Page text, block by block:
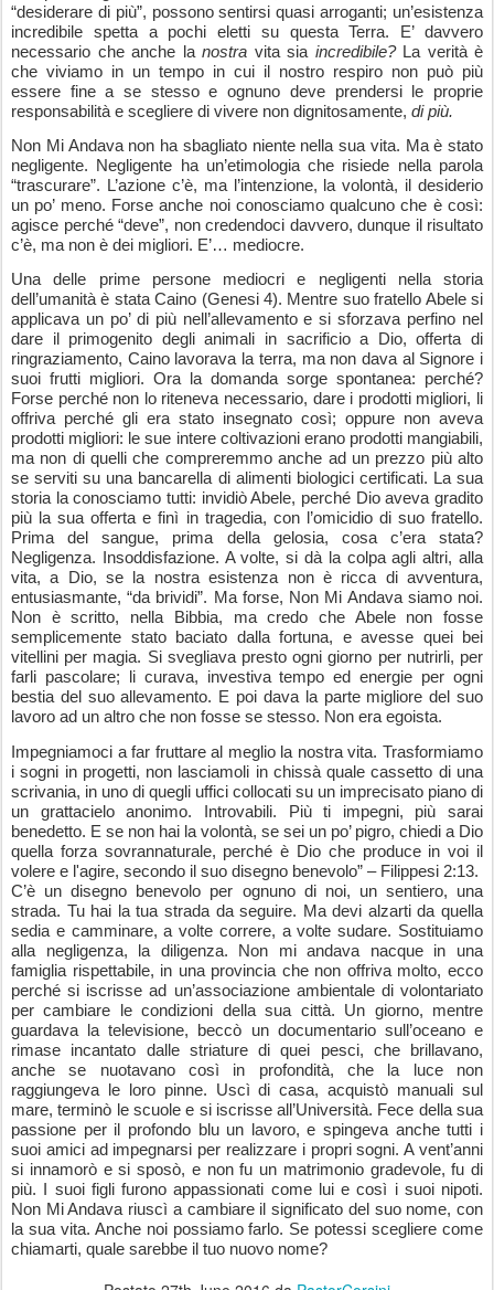
“desiderare di più”, possono sentirsi quasi arroganti; un’esistenza
incredibile spetta a pochi eletti su questa Terra. E’ davvero
necessario che anche la nostra vita sia incredibile?La verità è
che viviamo in un tempo in cui il nostro respiro non può più
essere fine a se stesso e ognuno deve prendersi le proprie
responsabilità e scegliere di vivere non dignitosamente, di più.
Non Mi Andava non ha sbagliato niente nella sua vita. Ma è stato
negligente. Negligente ha un’etimologia che risiede nella parola
“trascurare”. L’azione c’è, ma l’intenzione, la volontà, il desiderio
un po’ meno. Forse anche noi conosciamo qualcuno che è così:
agisce perché “deve”, non credendoci davvero, dunque il risultato
c’è, ma non è dei migliori. E’… mediocre.
Una delle prime persone mediocri e negligenti nella storia
dell’umanità è stata Caino (Genesi 4). Mentre suo fratello Abele si
applicava un po’ di più nell’allevamento e si sforzava perfino nel
dare il primogenito degli animali in sacrificio a Dio, offerta di
ringraziamento, Caino lavorava la terra, ma non dava al Signore i
suoi frutti migliori. Ora la domanda sorge spontanea: perché?
Forse perché non lo riteneva necessario, dare i prodotti migliori, li
offriva perché gli era stato insegnato così; oppure non aveva
prodotti migliori: le sue intere coltivazioni erano prodotti mangiabili,
ma non di quelli che compreremmo anche ad un prezzo più alto
se serviti su una bancarella di alimenti biologici certificati. La sua
storia la conosciamo tutti: invidiò Abele, perché Dio aveva gradito
più la sua offerta e finì in tragedia, con l’omicidio di suo fratello.
Prima del sangue, prima della gelosia, cosa c’era stata?
Negligenza. Insoddisfazione. A volte, si dà la colpa agli altri, alla
vita, a Dio, se la nostra esistenza non è ricca di avventura,
entusiasmante, “da brividi”. Ma forse, Non Mi Andava siamo noi.
Non è scritto, nella Bibbia, ma credo che Abele non fosse
semplicemente stato baciato dalla fortuna, e avesse quei bei
vitellini per magia. Si svegliava presto ogni giorno per nutrirli, per
farli pascolare; li curava, investiva tempo ed energie per ogni
bestia del suo allevamento. E poi dava la parte migliore del suo
lavoro ad un altro che non fosse se stesso. Non era egoista.
Impegniamoci a far fruttare al meglio la nostra vita. Trasformiamo
i sogni in progetti, non lasciamoli in chissà quale cassetto di una
scrivania, in uno di quegli uffici collocati su un imprecisato piano di
un grattacielo anonimo. Introvabili. Più ti impegni, più sarai
benedetto. E se non hai la volontà, se sei un po’ pigro, chiedi a Dio
quella forza sovrannaturale, perché è Dio che produce in voi il
volere e l'agire, secondo il suo disegno benevolo” – Filippesi 2:13.
C’è un disegno benevolo per ognuno di noi, un sentiero, una
strada. Tu hai la tua strada da seguire. Ma devi alzarti da quella
sedia e camminare, a volte correre, a volte sudare. Sostituiamo
alla negligenza, la diligenza. Non mi andava nacque in una
famiglia rispettabile, in una provincia che non offriva molto, ecco
perché si iscrisse ad un’associazione ambientale di volontariato
per cambiare le condizioni della sua città. Un giorno, mentre
guardava la televisione, beccò un documentario sull’oceano e
rimase incantato dalle striature di quei pesci, che brillavano,
anche se nuotavano così in profondità, che la luce non
raggiungeva le loro pinne. Uscì di casa, acquistò manuali sul
mare, terminò le scuole e si iscrisse all’Università. Fece della sua
passione per il profondo blu un lavoro, e spingeva anche tutti i
suoi amici ad impegnarsi per realizzare i propri sogni. A vent’anni
si innamorò e si sposò, e non fu un matrimonio gradevole, fu di
più. I suoi figli furono appassionati come lui e così i suoi nipoti.
Non Mi Andava riuscì a cambiare il significato del suo nome, con
la sua vita. Anche noi possiamo farlo. Se potessi scegliere come
chiamarti, quale sarebbe il tuo nuovo nome?